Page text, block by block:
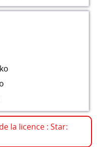
la licence : Star: